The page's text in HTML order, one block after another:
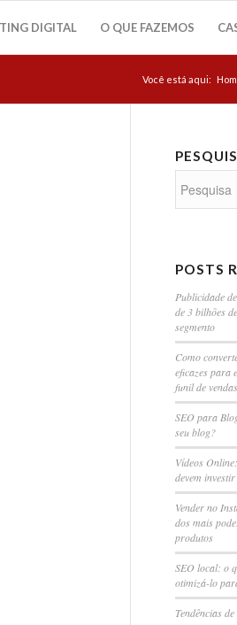
DIGITAL O QUE FAZEMOS
Você está aqui:
POSTS
Publicidade
de 3 bilhões
segmento
Como
eficazes para
funil de vendas
SEO para
seu blog?
Vídeos
devem investir
Vender no
dos mais
produtos
SEO local: o
otimizá-lo
Tendências